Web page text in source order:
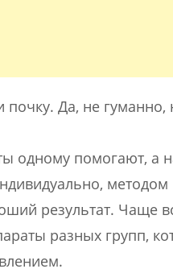
Да, не гуманно,
одному помогают, а
результат. Чаще
разных групп,